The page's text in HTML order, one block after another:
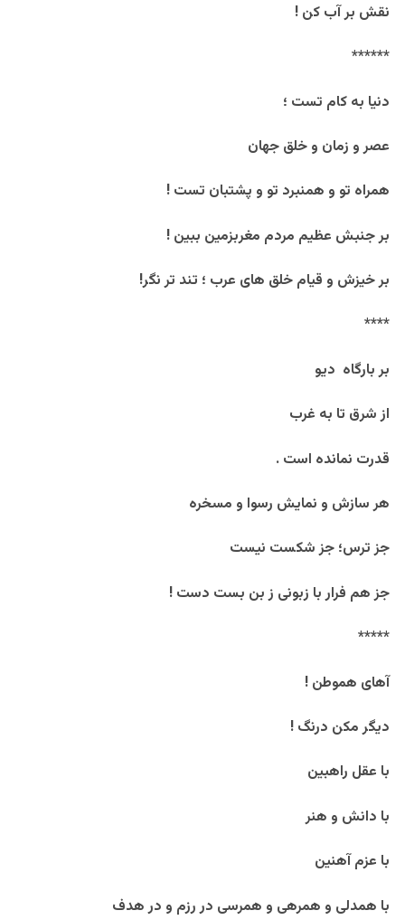
نقش بر آب کن !
******
دنیا به کام تست ؛
عصر و زمان و خلق جهان
همراه تو و همنبرد تو و پشتبان تست !
بر جنبش عظیم مردم مغربزمین ببین !
بر خیزش و قیام خلق های عرب ؛ تند تر نگر!
****
بر بارگاه دیو
از شرق تا به غرب
قدرت نمانده است .
هر سازش و نمایش رسوا و مسخره
جز ترس؛ جز شکست نیست
جز هم فرار با زبونی ز بن بست دست !
*****
آهای هموطن !
دیگر مکن درنگ !
با عقل راهبین
با دانش و هنر
با عزم آهنین
با همدلی و همرهی و همرسی در رزم و در هدف